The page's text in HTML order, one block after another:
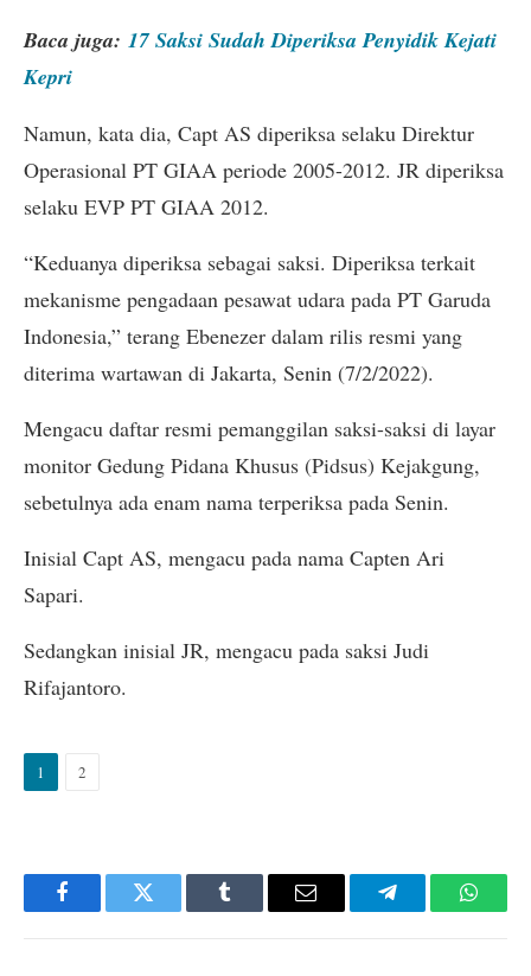
Baca juga: 17 Saksi Sudah Diperiksa Penyidik Kejati
Kepri
Namun, kata dia, Capt AS diperiksa selaku Direktur
Operasional PT GIAA periode 2005-2012. JR diperiksa
selaku EVP PT GIAA 2012.
“Keduanya diperiksa sebagai saksi. Diperiksa terkait
mekanisme pengadaan pesawat udara pada PT Garuda
Indonesia,” terang Ebenezer dalam rilis resmi yang
diterima wartawan di Jakarta, Senin (7/2/2022).
Mengacu daftar resmi pemanggilan saksi-saksi di layar
monitor Gedung Pidana Khusus (Pidsus) Kejakgung,
sebetulnya ada enam nama terperiksa pada Senin.
Inisial Capt AS, mengacu pada nama Capten Ari
Sapari.
Sedangkan inisial JR, mengacu pada saksi Judi
Rifajantoro.
1 2
FacebookTwitter Tumblr Email Telegram